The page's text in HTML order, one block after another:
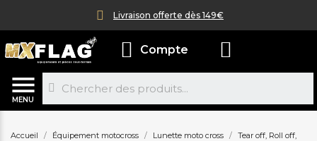
Livraison offerte dès 149€
MENU
Compte
Accueil Équipement motocross Lunette moto cross
Tear off, Roll off,